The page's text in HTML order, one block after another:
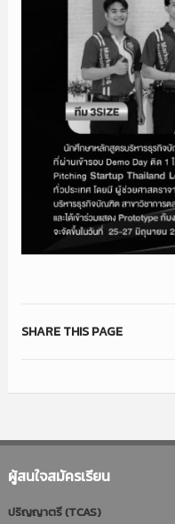
SHARE THIS PAGE
ผู้สนใจสมัครเรียน
ปริญญาตรี (TCAS)